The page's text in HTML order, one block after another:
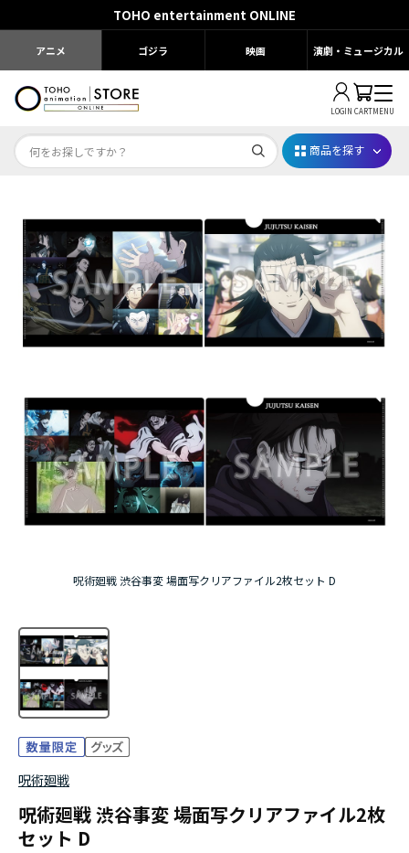
TOHO entertainment ONLINE
アニメ ゴジラ 映画 演劇・ミュージカル
LOGIN CARTMENU
Dr.STONE STONE FES.2026
映画ちいかわ
じゅじゅフェス 2026
薬屋のひとりごと 夏の園遊会2026
アニメ『僕のヒーローアカデミア』10周年
ハイキュー!!ジャージ＆ユニフォーム
『ふつつかな悪女ではございますが ～雛宮蝶鼠と
商品を探す
呪術廻戦 渋谷事変 場面写クリアファイル2枚セット D
呪術廻戦
呪術廻戦 渋谷事変 場面写クリアファイル2枚
セット D